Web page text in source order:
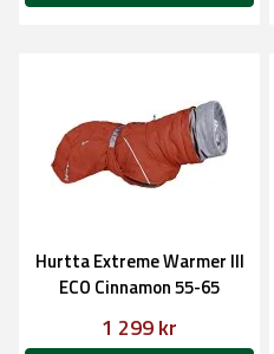
Hurtta Extreme Warmer III
ECO Cinnamon 55-65
1 299 kr